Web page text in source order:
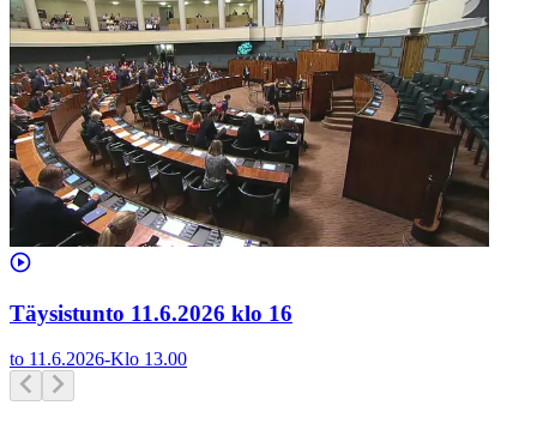
Täysistunto 11.6.2026 klo 16
to 11.6.2026-Klo 13.00